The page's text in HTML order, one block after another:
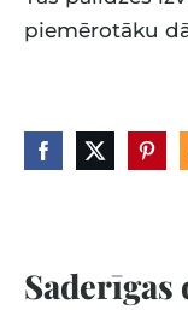
piemērotāku
Saderīgas